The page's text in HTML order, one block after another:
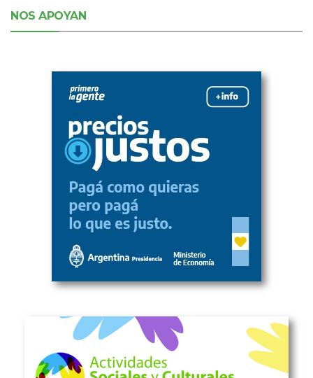
NOS APOYAN